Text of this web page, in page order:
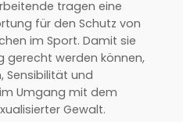
tragen eine
für den Schutz von
im Sport. Damit sie
gerecht werden können,
Sensibilität und
Umgang mit dem
Gewalt.